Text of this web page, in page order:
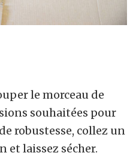
le morceau de
souhaitées pour
robustesse, collez un
et laissez sécher.